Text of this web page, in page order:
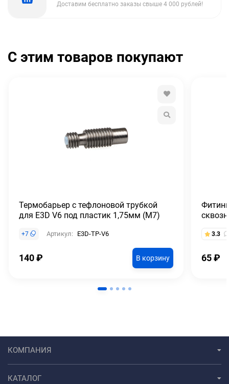
Доставим бесплатно заказы свыше 4 000 рублей!
С этим товаров покупают
Термобарьер с тефлоновой трубкой
для E3D V6 под пластик 1,75мм (М7)
+7 Артикул: E3D-TP-V6
140₽ В корзину
3.3
65₽
КОМПАНИЯ
КАТАЛОГ